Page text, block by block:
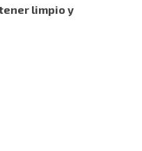
limpio y